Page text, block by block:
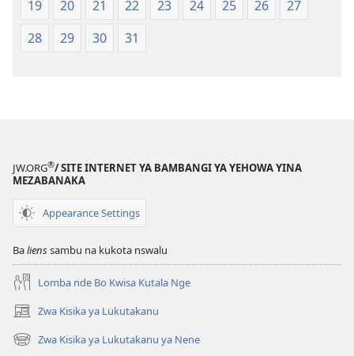
Mpa Mpa
19
20 21 22 23 24 25 26
27
28
29 30 31
JW.ORG®/ SITE INTERNET YA BAMBANGI YA YEHOWA YINA
MEZABANAKA
Appearance Settings
Balienssambu na kukota nswalu
Lomba nde Bo Kwisa Kutala Nge
Zwa Kisika ya Lukutakanu
(ke
kangula
lutiti
Zwa Kisika ya Lukutakanu ya Nene
(ke